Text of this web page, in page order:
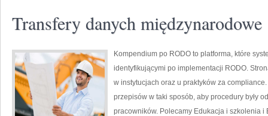
Transfery danych międzynarodowe
Kompendium po RODO to platforma, które
identyfikującymi po implementacji RODO.
w instytucjach oraz u praktyków za
przepisów w taki sposób, aby procedury były
pracowników. Polecamy Edukacja i szkolenia